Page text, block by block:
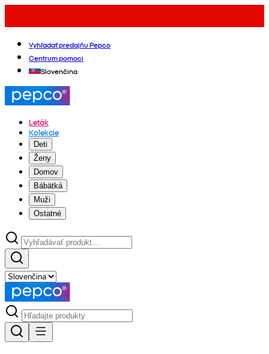
Vyhľadať predajňu Pepco
Centrum pomoci
Slovenčina
Leták
Kolekcie
Deti
Ženy
Domov
Bábätká
Muži
Ostatné